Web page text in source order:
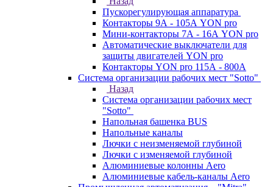
Пускорегулирующая аппаратура
Контакторы 9А - 105А YON pro
Мини-контакторы 7А - 16А YON pro
Автоматические выключатели для
защиты двигателей YON pro
Контакторы YON pro 115А - 800А
Система организации рабочих мест "Sotto"
Назад
Система организации рабочих мест
"Sotto"
Напольная башенка BUS
Напольные каналы
Лючки с неизменяемой глубиной
Лючки с изменяемой глубиной
Алюминиевые колонны Aero
Алюминиевые кабель-каналы Aero